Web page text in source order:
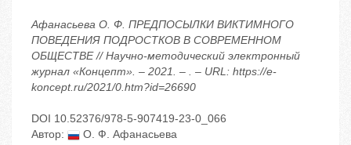
Афанасьева О. Ф. ПРЕДПОСЫЛКИ ВИКТИМНОГО
ПОВЕДЕНИЯ ПОДРОСТКОВ В СОВРЕМЕННОМ
ОБЩЕСТВЕ // Научно-методический электронный
журнал «Концепт». – 2021. – . – URL: https://e-
koncept.ru/2021/0.htm?id=26690
DOI 10.52376/978-5-907419-23-0_066
Автор:
О. Ф. Афанасьева